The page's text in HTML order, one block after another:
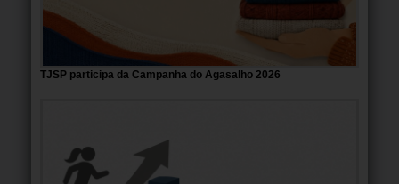
TJSP participa da Campanha do Agasalho 2026